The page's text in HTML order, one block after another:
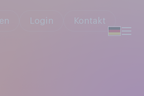
Login Kontakt